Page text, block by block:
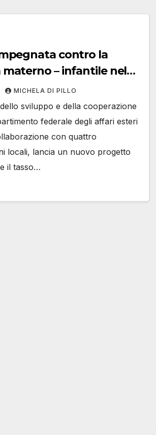
contro la
– infantile nel
MICHELA DI PILLO
sviluppo e della cooperazione
federale degli affari esteri
con quattro
locali, lancia un nuovo progetto
il tasso…